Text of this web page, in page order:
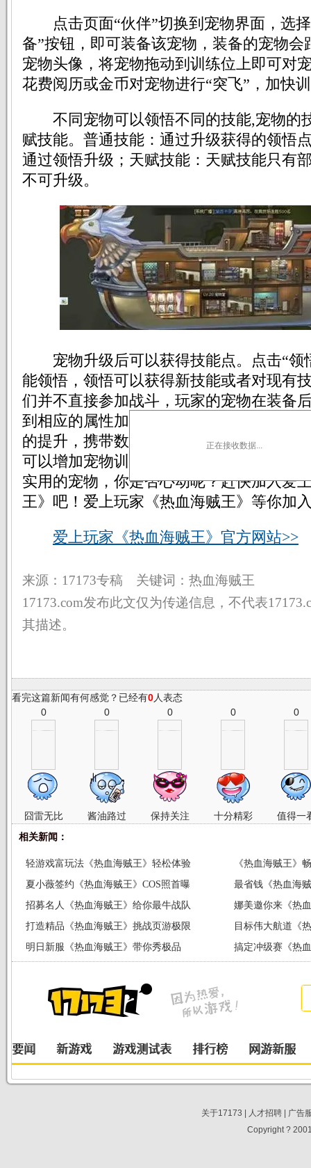
点击页面“伙伴”切换到宠物界面，选择
备”按钮，即可装备该宠物，装备的宠物会
宠物头像，将宠物拖动到训练位上即可对
花费阅历或金币对宠物进行“突飞”，加快
不同宠物可以领悟不同的技能,宠物的
赋技能。普通技能：通过升级获得的领悟
通过领悟升级；天赋技能：天赋技能只有
不可升级。
宠物升级后可以获得技能点。点击“领
能领悟，领悟可以获得新技能或者对现有
们并不直接参加战斗，玩家的宠物在装备
到相应的属性加成。初期，玩家可携带2
的提升，携带数量也可提升。通过升级主
可以增加宠物训练时获得的经验！怎么样
实用的宠物，你是否心动呢？赶快加入爱
王》吧！爱上玩家《热血海贼王》等你加
爱上玩家《热血海贼王》官方网站>>
来源：17173专稿 关键词：热血海贼王
17173.com发布此文仅为传递信息，不代表
其描述。
看完这篇新闻有何感觉？已经有0人表态
0
囧雷无比
0
酱油路过
0
保持关注
0
十分精彩
0
值得一
正在接收数据...
相关新闻：
轻游戏富玩法《热血海贼王》轻松体验
《热血海贼王》
启
夏小薇签约《热血海贼王》COS照首曝
最省钱《热血海
招募名人《热血海贼王》给你最牛战队
娜美邀你来《热
打造精品《热血海贼王》挑战页游极限
目标伟大航道《
明日新服《热血海贼王》带你秀极品
搞定冲级赛《热
关于17173 人才招聘|
广告
Copyright ?